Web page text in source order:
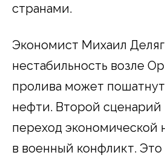
странами.
Экономист Михаил
нестабильность возле
пролива может
нефти. Второй сценарий
переход экономической
в военный конфликт. Это